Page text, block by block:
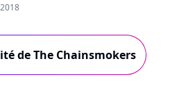
de The Chainsmokers